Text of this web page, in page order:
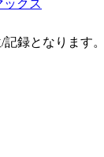
ックス
録となります。